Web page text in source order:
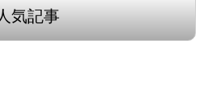
気記事